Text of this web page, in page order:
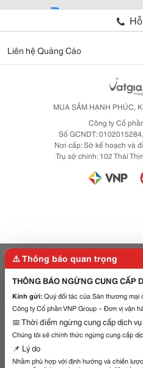
Liên hệ Quảng Cáo
MUA SẮM HẠNH PHÚC,
Công ty Cổ
Số GCNDT:
Nơi cấp: Sở kế hoạch và
Trụ sở chính: 102 Thái
⚠️ Thông báo quan trọng
THÔNG BÁO NGỪNG CUNG CẤP
Kính gửi:Quý đối tác của Sàn thương mại
Công ty Cổ phần VNP Group – Đơn vị vận
📅 Thời điểm ngừng cung cấp dịch vụ
Chúng tôi sẽ chính thức ngừng cung cấp
📌 Lý do
Nhằm phù hợp với định hướng và chiến